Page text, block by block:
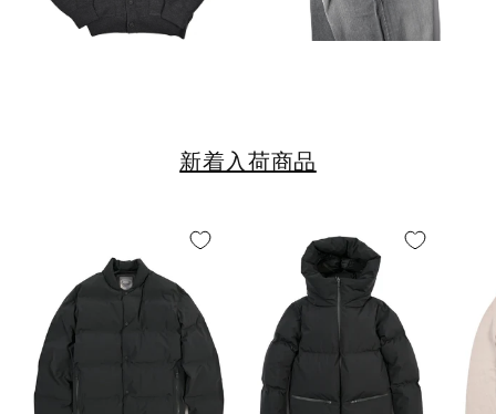
新着入荷商品